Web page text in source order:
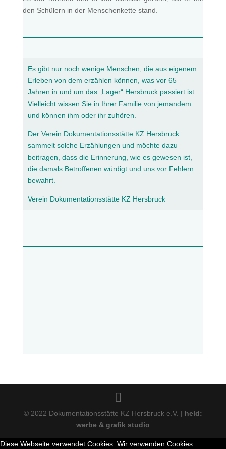
den Schülern in der Menschenkette stand.
Es gibt nur noch wenige Menschen, die aus eigenem
Erleben von dem erzählen können, was vor 65
Jahren in und um das „Lager“ Hersbruck passiert ist.
Vielleicht wissen Sie in Ihrer Familie von jemandem
und können ihm oder ihr zuhören.
Der Verein Dokumentationsstätte KZ Hersbruck
sammelt solche Erzählungen und möchte dazu
beitragen, dass die Erinnerung, wie es gewesen ist,
die damals Betroffenen würdigt und uns vor Fehlern
bewahrt.
Verein Dokumentationsstätte KZ Hersbruck
© 2022 Dokumentationsstätte KZ Hersbruck e.V. | held:
werbe & grafik studio
Diese Webseite verwendet Cookies. Wir verwenden Cookies